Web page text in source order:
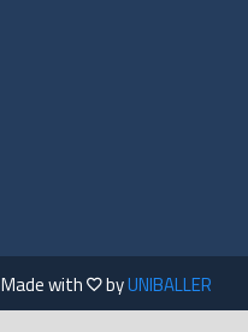
Made with byUNIBALLER